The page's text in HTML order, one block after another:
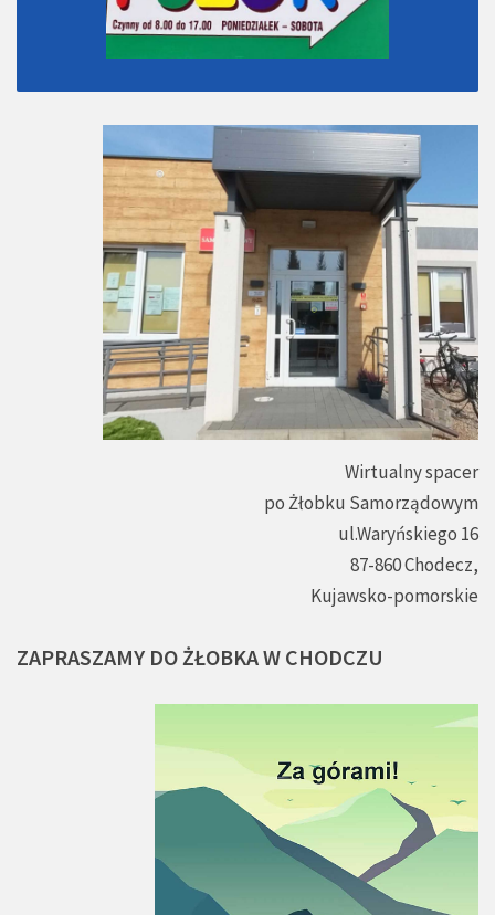
Wirtualny spacer
po Żłobku Samorządowym
ul.Waryńskiego 16
87-860 Chodecz,
Kujawsko-pomorskie
ZAPRASZAMY DO ŻŁOBKAW CHODCZU